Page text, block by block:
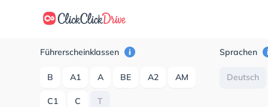
Führerscheinklassen
B A1 A BE A2 AM
C1 C T
Sprachen
Deutsch